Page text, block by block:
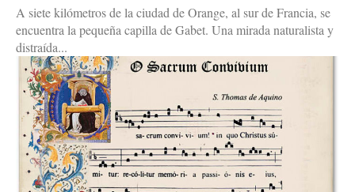
A siete kilómetros de la ciudad de Orange, al sur de Francia, se
encuentra la pequeña capilla de Gabet. Una mirada naturalista y
distraída...